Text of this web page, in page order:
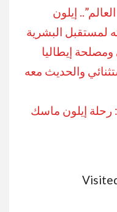
إيلون
لمستقبل البشرية
إيطاليا
والحديث معه
رحلة إيلون ماسك